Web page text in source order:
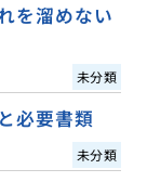
を溜めない
未分類
必要書類
未分類